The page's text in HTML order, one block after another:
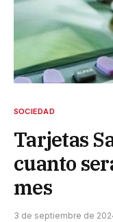
SOCIEDAD
Tarjetas
cuanto
mes
3 de septiembre de